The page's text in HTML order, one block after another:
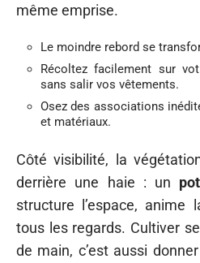
même emprise.
Le moindre rebord se
Récoltez facilement sur
sans salir vos vêtements.
Osez des associations
et matériaux.
Côté visibilité, la
derrière une haie : un
structure l’espace, anime
tous les regards. Cultiver
de main, c’est aussi